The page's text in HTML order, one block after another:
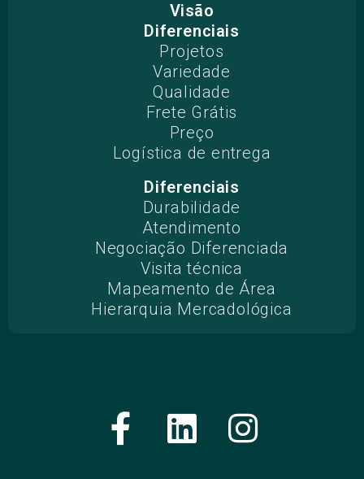
Visão
Diferenciais
Projetos​
Variedade
Qualidade
Frete Grátis
Preço
Logística de entrega
Diferenciais
Durabilidade
Atendimento
Negociação Diferenciada
Visita técnica
Mapeamento de Área
Hierarquia Mercadológica